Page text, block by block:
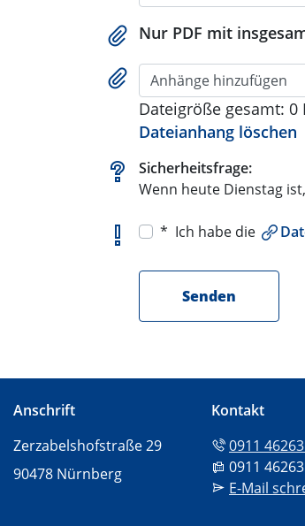
Nur PDF mit
Anhänge hinzufügen
Dateigröße gesamt: 0
Dateianhang löschen
Sicherheitsfrage:
Wenn heute Dienstag
* Ich habe die
Anschrift
Zerzabelshofstraße 29
90478 Nürnberg
Kontakt
Tel:
0911
Fax:
0911
Mail:
E-Mail